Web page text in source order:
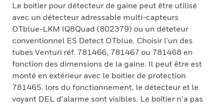
Le boitier pour détecteur de gaine peut être utilisé
avec un détecteur adressable multi-capteurs
OTblue-LKM IQ8Quad (802379) ou un déteteur
conventionnel ES Detect OTblue. Choisir l'un des
tubes Venturi réf. 781466, 781467 ou 781468 en
fonction des dimensions de la gaine. Il peut être est
monté en extérieur avec le boitier de protection
781465. lors du fonctionnement, le détecteur et le
voyant DEL d’alarme sont visibles. Le boîtier n’a pas